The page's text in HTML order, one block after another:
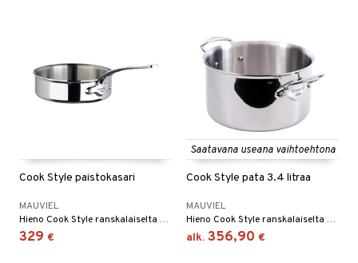
Cook Style paistokasari
MAUVIEL
Hieno Cook Style ranskalaiselta Mauvielilta. Paistokasari on valmistettu laadukkaasta ruostumattomasta teräksestä.
329 €
Saatavana useana vaihtoehtona
Cook Style pata 3.4 litraa
MAUVIEL
Hieno Cook Style ranskalaiselta Mauvielilta. Pata on valmistettu laadukkaasta ruostumattomasta teräksestä.
alk. 356,90 €